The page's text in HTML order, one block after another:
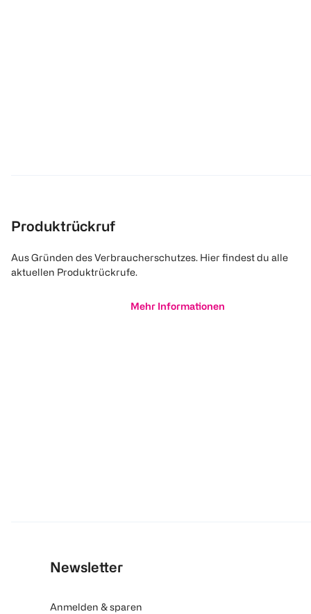
Produktrückruf
Aus Gründen des Verbraucherschutzes. Hier findest du alle
aktuellen Produktrückrufe.
Mehr Informationen
Newsletter
Anmelden & sparen